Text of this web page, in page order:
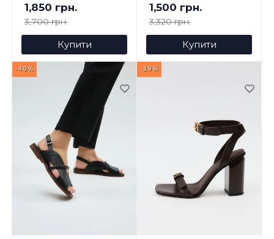
1,850 грн.
3,700 грн.
Купити
1,500 грн.
3,320 грн.
Купити
-40% -39%